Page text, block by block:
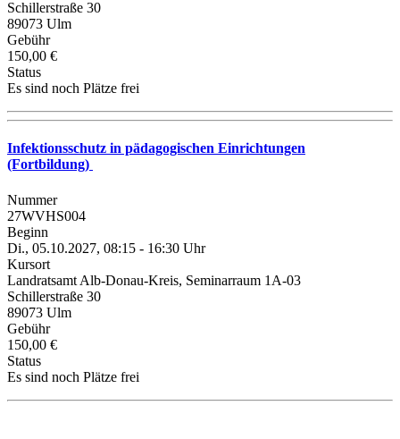
Schillerstraße 30
89073 Ulm
Gebühr
150,00 €
Status
Es sind noch Plätze frei
Infektionsschutz in pädagogischen Einrichtungen
(Fortbildung)
Nummer
27WVHS004
Beginn
Di., 05.10.2027, 08:15 - 16:30 Uhr
Kursort
Landratsamt Alb-Donau-Kreis, Seminarraum 1A-03
Schillerstraße 30
89073 Ulm
Gebühr
150,00 €
Status
Es sind noch Plätze frei